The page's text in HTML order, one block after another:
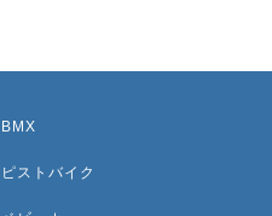
BMX
ピストバイク